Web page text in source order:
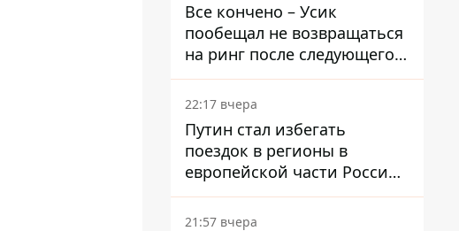
Все кончено – Усик
пообещал не возвращаться
на ринг после следующего
боя
22:17 вчера
Путин стал избегать
поездок в регионы в
европейской части России,
куда регулярно долетают
дроны
21:57 вчера